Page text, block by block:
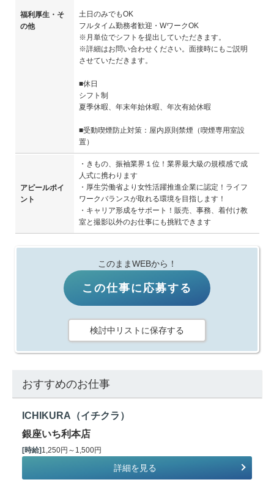
福利厚生・そ
の他
土日のみでもOK
フルタイム勤務者歓迎・WワークOK
※月単位でシフトを提出していただきます。
※詳細はお問い合わせください。面接時にもご説明
させていただきます。
■休日
シフト制
夏季休暇、年末年始休暇、年次有給休暇
■受動喫煙防止対策：屋内原則禁煙（喫煙専用室設
置）
アピールポイ
ント
・きもの、振袖業界１位！業界最大級の規模感で成
人式に携わります
・厚生労働省より女性活躍推進企業に認定！ライフ
ワークバランスが取れる環境を目指します！
・キャリア形成をサポート！販売、事務、着付け教
室と撮影以外のお仕事にも挑戦できます
このままWEBから！
この仕事に応募する
検討中リストに保存する
おすすめのお仕事
ICHIKURA（イチクラ）
銀座いち利本店
[時給] 1,250円～1,500円
詳細を見る